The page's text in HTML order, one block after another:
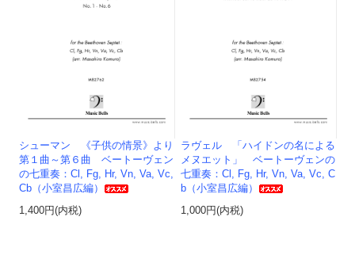
シューマン 《子供の情景》より
第１曲～第６曲 ベートーヴェン
の七重奏：Cl, Fg, Hr, Vn, Va, Vc,
Cb（小室昌広編）
1,400円(内税)
ラヴェル 「ハイドンの名による
メヌエット」 ベートーヴェンの
七重奏：Cl, Fg, Hr, Vn, Va, Vc, C
b（小室昌広編）
1,000円(内税)